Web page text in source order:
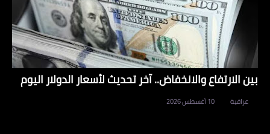
بين الارتفاع والانخفاض.. آخر تحديث لأسعار الدولار اليوم
عراقية 10 أغسطس 2026